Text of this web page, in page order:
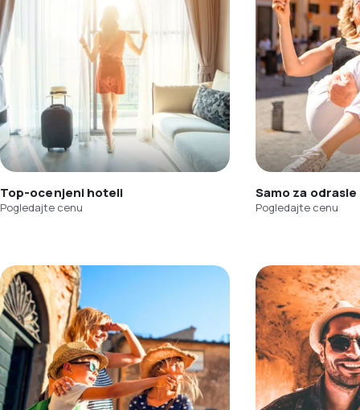
Top-ocenjeni hoteli
Pogledajte cenu
Samo za odrasle
Pogledajte cenu